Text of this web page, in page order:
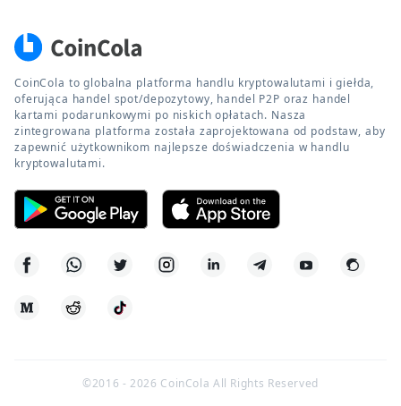
CoinCola to globalna platforma handlu kryptowalutami i giełda,
oferująca handel spot/depozytowy, handel P2P oraz handel
kartami podarunkowymi po niskich opłatach. Nasza
zintegrowana platforma została zaprojektowana od podstaw, aby
zapewnić użytkownikom najlepsze doświadczenia w handlu
kryptowalutami.
©2016 -2026 CoinCola All Rights Reserved